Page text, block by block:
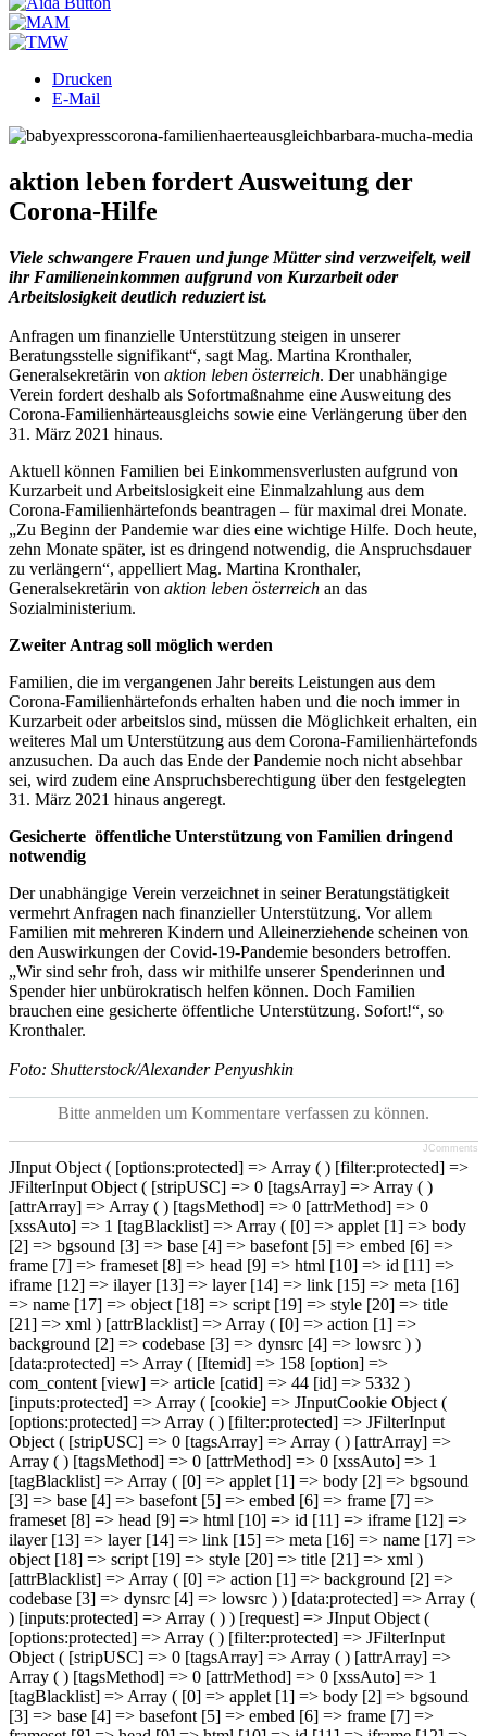
Drucken
E-Mail
aktion leben fordert Ausweitung der
Corona-Hilfe
Viele schwangere Frauen und junge Mütter sind verzweifelt, weil
ihr Familieneinkommen aufgrund von Kurzarbeit oder
Arbeitslosigkeit deutlich reduziert ist.
Anfragen um finanzielle Unterstützung steigen in unserer
Beratungsstelle signifikant“, sagt Mag. Martina Kronthaler,
Generalsekretärin von aktion leben österreich. Der unabhängige
Verein fordert deshalb als Sofortmaßnahme eine Ausweitung des
Corona-Familienhärteausgleichs sowie eine Verlängerung über den
31. März 2021 hinaus.
Aktuell können Familien bei Einkommensverlusten aufgrund von
Kurzarbeit und Arbeitslosigkeit eine Einmalzahlung aus dem
Corona-Familienhärtefonds beantragen – für maximal drei Monate.
„Zu Beginn der Pandemie war dies eine wichtige Hilfe. Doch heute,
zehn Monate später, ist es dringend notwendig, die Anspruchsdauer
zu verlängern“, appelliert Mag. Martina Kronthaler,
Generalsekretärin von aktion leben österreich an das
Sozialministerium.
Zweiter Antrag soll möglich werden
Familien, die im vergangenen Jahr bereits Leistungen aus dem
Corona-Familienhärtefonds erhalten haben und die noch immer in
Kurzarbeit oder arbeitslos sind, müssen die Möglichkeit erhalten, ein
weiteres Mal um Unterstützung aus dem Corona-Familienhärtefonds
anzusuchen. Da auch das Ende der Pandemie noch nicht absehbar
sei, wird zudem eine Anspruchsberechtigung über den festgelegten
31. März 2021 hinaus angeregt.
Gesicherte öffentliche Unterstützung von Familien dringend
notwendig
Der unabhängige Verein verzeichnet in seiner Beratungstätigkeit
vermehrt Anfragen nach finanzieller Unterstützung. Vor allem
Familien mit mehreren Kindern und Alleinerziehende scheinen von
den Auswirkungen der Covid-19-Pandemie besonders betroffen.
„Wir sind sehr froh, dass wir mithilfe unserer Spenderinnen und
Spender hier unbürokratisch helfen können. Doch Familien
brauchen eine gesicherte öffentliche Unterstützung. Sofort!“, so
Kronthaler.
Foto: Shutterstock/Alexander Penyushkin
Bitte anmelden um Kommentare verfassen zu können.
JComments
JInput Object ( [options:protected] => Array ( ) [filter:protected] =>
JFilterInput Object ( [stripUSC] => 0 [tagsArray] => Array ( )
[attrArray] => Array ( ) [tagsMethod] => 0 [attrMethod] => 0
[xssAuto] => 1 [tagBlacklist] => Array ( [0] => applet [1] => body
[2] => bgsound [3] => base [4] => basefont [5] => embed [6] =>
frame [7] => frameset [8] => head [9] => html [10] => id [11] =>
iframe [12] => ilayer [13] => layer [14] => link [15] => meta [16]
=> name [17] => object [18] => script [19] => style [20] => title
[21] => xml ) [attrBlacklist] => Array ( [0] => action [1] =>
background [2] => codebase [3] => dynsrc [4] => lowsrc ) )
[data:protected] => Array ( [Itemid] => 158 [option] =>
com_content [view] => article [catid] => 44 [id] => 5332 )
[inputs:protected] => Array ( [cookie] => JInputCookie Object (
[options:protected] => Array ( ) [filter:protected] => JFilterInput
Object ( [stripUSC] => 0 [tagsArray] => Array ( ) [attrArray] =>
Array ( ) [tagsMethod] => 0 [attrMethod] => 0 [xssAuto] => 1
[tagBlacklist] => Array ( [0] => applet [1] => body [2] => bgsound
[3] => base [4] => basefont [5] => embed [6] => frame [7] =>
frameset [8] => head [9] => html [10] => id [11] => iframe [12] =>
ilayer [13] => layer [14] => link [15] => meta [16] => name [17] =>
object [18] => script [19] => style [20] => title [21] => xml )
[attrBlacklist] => Array ( [0] => action [1] => background [2] =>
codebase [3] => dynsrc [4] => lowsrc ) ) [data:protected] => Array (
) [inputs:protected] => Array ( ) ) [request] => JInput Object (
[options:protected] => Array ( ) [filter:protected] => JFilterInput
Object ( [stripUSC] => 0 [tagsArray] => Array ( ) [attrArray] =>
Array ( ) [tagsMethod] => 0 [attrMethod] => 0 [xssAuto] => 1
[tagBlacklist] => Array ( [0] => applet [1] => body [2] => bgsound
[3] => base [4] => basefont [5] => embed [6] => frame [7] =>